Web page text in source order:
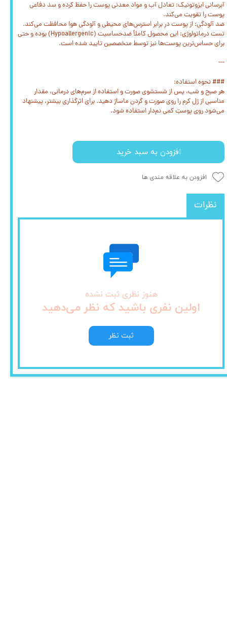
آبرسانی ایزوتونیک: تعادل آب و مواد معدنی پوست را حفظ کرده و سد دفاعی
پوست را تقویت می‌کند.
ضد آلودگی: از پوست در برابر استرس‌های محیطی و آلودگی هوا محافظت می‌کند.
تست درماتولوژی: این محصول کاملاً ضدحساسیت (Hypoallergenic) بوده و حتی
برای حساس‌ترین پوست‌ها نیز توسط متخصصین تایید شده است.
---
### نحوه استفاده:
هر صبح و شب، پس از شستشوی صورت و استفاده از سرم‌های درمانی، مقدار
مناسبی از ژل کرم را روی صورت و گردن ماساژ دهید. برای اثرگذاری بیشتر، پیشنهاد
می‌شود روی پوستِ کمی نم‌دار استفاده شود.
افزودن به سبد خرید
افزودن به علاقه مندی ها
نظرات
هنوز نظری ثبت نشده
اولین نفری باشید که نظر می‌دهید
ثبت نظر